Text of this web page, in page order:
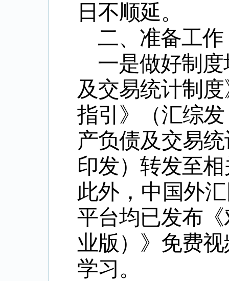
日不顺延。
二、准备工作
一是做好制
及交易统计制
指引》（汇综
产负债及交易
印发）转发至
此外，中国外
平台均已发布
业版）》免费
学习。